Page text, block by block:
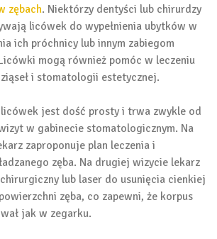
zębach. Niektórzy dentyści lub chirurdzy
licówek do wypełnienia ubytków w
ich próchnicy lub innym zabiegom
mogą również pomóc w leczeniu
i stomatologii estetycznej.
jest dość prosty i trwa zwykle od
w gabinecie stomatologicznym. Na
zaproponuje plan leczenia i
zęba. Na drugiej wizycie lekarz
lub laser do usunięcia cienkiej
zęba, co zapewni, że korpus
jak w zegarku.